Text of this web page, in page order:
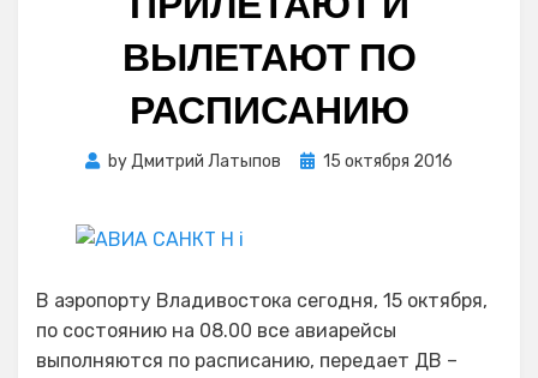
ВЫЛЕТАЮТ ПО
РАСПИСАНИЮ
byДмитрий Латыпов
Posted
15 октября 2016
В аэропорту Владивостока сегодня, 15 октября,
по состоянию на 08.00 все авиарейсы
выполняются по расписанию, передает ДВ –